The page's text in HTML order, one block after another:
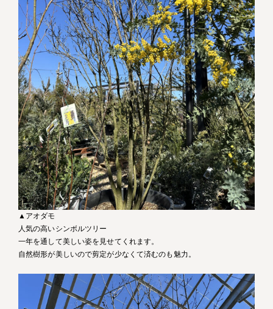
▲アオダモ
人気の高いシンボルツリー
一年を通して美しい姿を見せてくれます。
自然樹形が美しいので剪定が少なくて済むのも魅力。